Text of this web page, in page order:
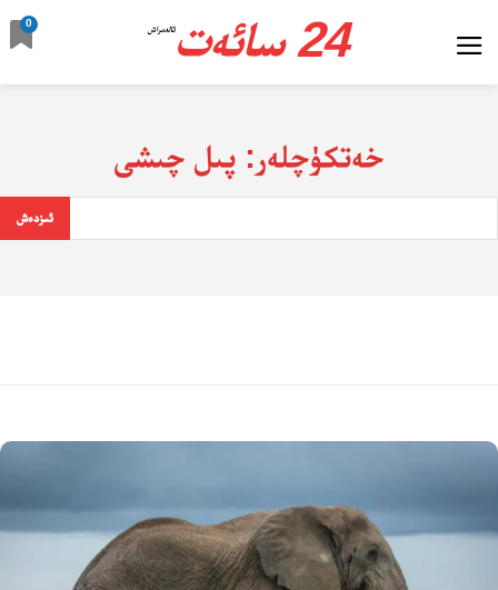
24 سائەت ئالدىراش
0
خەتكۈچلەر:پىل چىشى
ئىزدەش